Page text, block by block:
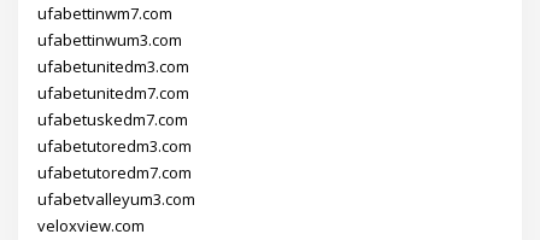
ufabettinwm7.com
ufabettinwum3.com
ufabetunitedm3.com
ufabetunitedm7.com
ufabetuskedm7.com
ufabetutoredm3.com
ufabetutoredm7.com
ufabetvalleyum3.com
veloxview.com